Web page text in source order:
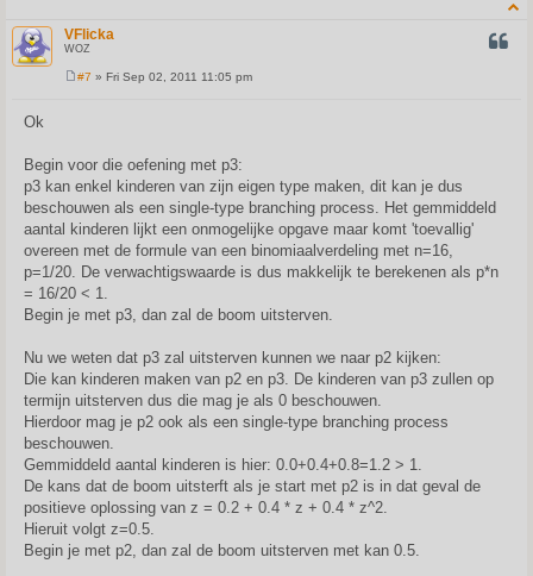
VFlicka
WOZ
#7 » Fri Sep 02, 2011 11:05 pm
Ok
Begin voor die oefening met p3:
p3 kan enkel kinderen van zijn eigen type maken, dit kan je dus
beschouwen als een single-type branching process. Het gemmiddeld
aantal kinderen lijkt een onmogelijke opgave maar komt 'toevallig'
overeen met de formule van een binomiaalverdeling met n=16,
p=1/20. De verwachtigswaarde is dus makkelijk te berekenen als p*n
= 16/20 < 1.
Begin je met p3, dan zal de boom uitsterven.
Nu we weten dat p3 zal uitsterven kunnen we naar p2 kijken:
Die kan kinderen maken van p2 en p3. De kinderen van p3 zullen op
termijn uitsterven dus die mag je als 0 beschouwen.
Hierdoor mag je p2 ook als een single-type branching process
beschouwen.
Gemmiddeld aantal kinderen is hier: 0.0+0.4+0.8=1.2 > 1.
De kans dat de boom uitsterft als je start met p2 is in dat geval de
positieve oplossing van z = 0.2 + 0.4 * z + 0.4 * z^2.
Hieruit volgt z=0.5.
Begin je met p2, dan zal de boom uitsterven met kan 0.5.